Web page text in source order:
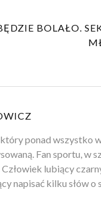
BOLAŁO.
ponad wszystko
Fan sportu, w
lubiący
napisać kilku słów o